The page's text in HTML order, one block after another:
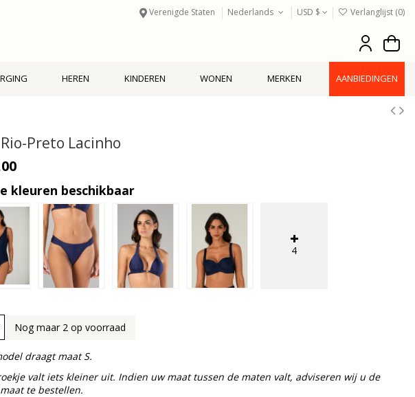
Verenigde Staten Nederlands USD $ Verlanglijst (0)
HEREN KINDEREN WONEN MERKEN AANBIEDINGEN
Preto Lacinho
kleuren beschikbaar
4
Nog maar 2 op voorraad
draagt maat S.
valt iets kleiner uit. Indien uw maat tussen de maten valt, adviseren wij u de
te bestellen.